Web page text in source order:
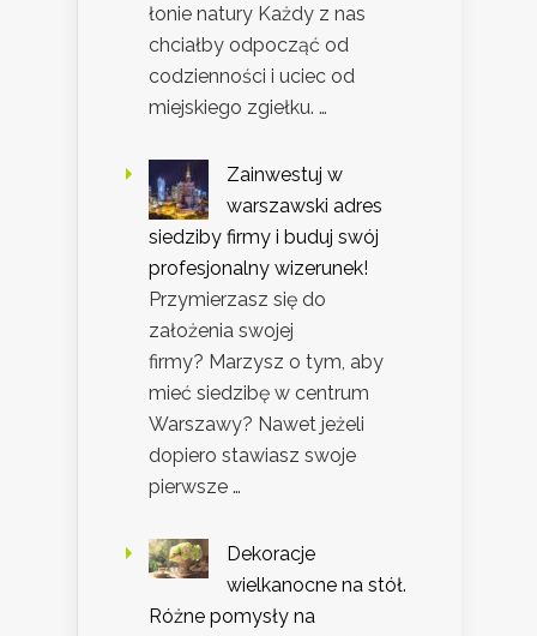
łonie natury Każdy z nas
chciałby odpocząć od
codzienności i uciec od
miejskiego zgiełku. …
Zainwestuj w
warszawski adres
siedziby firmy i buduj swój
profesjonalny wizerunek!
Przymierzasz się do
założenia swojej
firmy? Marzysz o tym, aby
mieć siedzibę w centrum
Warszawy? Nawet jeżeli
dopiero stawiasz swoje
pierwsze …
Dekoracje
wielkanocne na stół.
Różne pomysły na